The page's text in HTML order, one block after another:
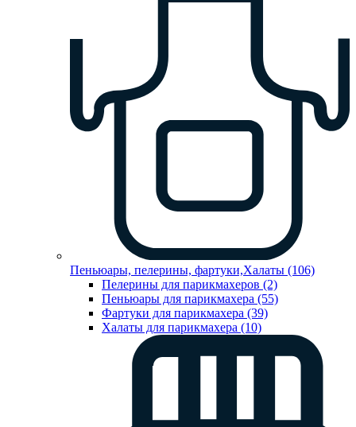
Пеньюары, пелерины, фартуки,Халаты (106)
Пелерины для парикмахеров (2)
Пеньюары для парикмахера (55)
Фартуки для парикмахера (39)
Халаты для парикмахера (10)